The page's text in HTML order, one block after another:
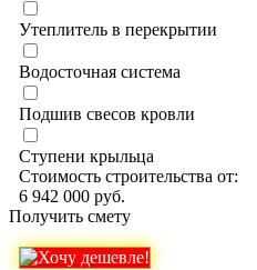
Утеплитель в перекрытии
Водосточная система
Подшив свесов кровли
Ступени крыльца
Стоимость строительства от:
6 942 000 руб.
Получить смету